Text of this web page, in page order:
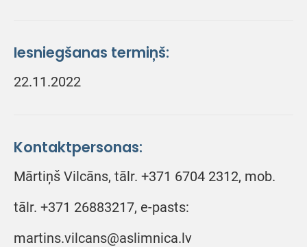
Iesniegšanas termiņš:
22.11.2022
Kontaktpersonas:
Mārtiņš Vilcāns, tālr. +371 6704 2312, mob.
tālr. +371 26883217, e-pasts:
martins.vilcans@aslimnica.lv